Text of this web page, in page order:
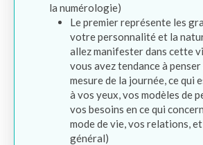
la numérologie)
Le premier représente les
votre personnalité et la
allez manifester dans cette
vous avez tendance à
mesure de la journée, ce qui
à vos yeux, vos modèles de
vos besoins en ce qui
mode de vie, vos relations,
général)